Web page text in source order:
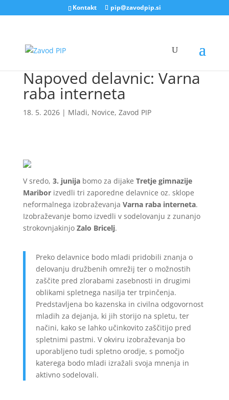
Kontakt pip@zavodpip.si
Napoved delavnic: Varna
raba interneta
18. 5. 2026| Mladi, Novice, Zavod PIP
V sredo, 3. junijabomo za dijake Tretje gimnazije
Mariborizvedli tri zaporedne delavnice oz. sklope
neformalnega izobraževanja Varna raba interneta.
Izobraževanje bomo izvedli v sodelovanju z zunanjo
strokovnjakinjo Zalo Bricelj.
Preko delavnice bodo mladi pridobili znanja o
delovanju družbenih omrežij ter o možnostih
zaščite pred zlorabami zasebnosti in drugimi
oblikami spletnega nasilja ter trpinčenja.
Predstavljena bo kazenska in civilna odgovornost
mladih za dejanja, ki jih storijo na spletu, ter
načini, kako se lahko učinkovito zaščitijo pred
spletnimi pastmi. V okviru izobraževanja bo
uporabljeno tudi spletno orodje, s pomočjo
katerega bodo mladi izražali svoja mnenja in
aktivno sodelovali.